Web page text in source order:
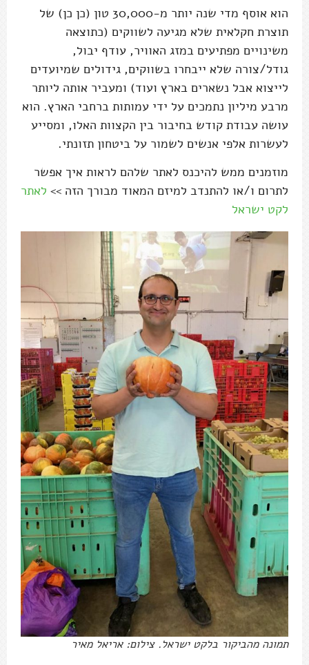
הוא אוסף מדי שנה יותר מ-30,000 טון (כן כן) של
תוצרת חקלאית שלא מגיעה לשווקים (כתוצאה
משינויים מפתיעים במזג האוויר, עודף יבול,
גודל/צורה שלא ייבחרו בשווקים, גידולים שמיועדים
לייצוא אבל נשארים בארץ ועוד) ומעביר אותה ליותר
מרבע מיליון נתמכים על ידי עמותות ברחבי הארץ. הוא
עושה עבודת קודש בחיבור בין הקצוות האלו, ומסייע
לעשרות אלפי אנשים לשמור על ביטחון תזונתי.
מוזמנים ממש להיכנס לאתר שלהם לראות איך אפשר
לתרום ו/או להתנדב למיזם המאוד מבורך הזה >> לאתר
לקט ישראל
תמונה מהביקור בלקט ישראל. צילום: אריאל מאיר